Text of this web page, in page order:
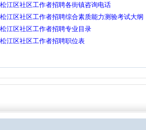
江区社区工作者招聘各街镇咨询电话
江区社区工作者招聘综合素质能力测验考试大纲
江区社区工作者招聘专业目录
江区社区工作者招聘职位表